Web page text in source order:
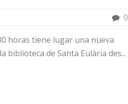
0
horas tiene lugar una nueva
biblioteca de Santa Eulària des...